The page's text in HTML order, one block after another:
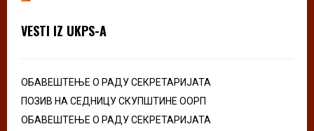
VESTI IZ UKPS-A
ОБАВЕШТЕЊЕ О РАДУ СЕКРЕТАРИЈАТА
ПОЗИВ НА СЕДНИЦУ СКУПШТИНЕ ООРП
ОБАВЕШТЕЊЕ О РАДУ СЕКРЕТАРИЈАТА